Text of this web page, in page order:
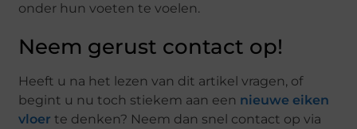
onder hun voeten te voelen.
Neem gerust contact op!
Heeft u na het lezen van dit artikel vragen, of
begint u nu toch stiekem aan een nieuwe eiken
vloer te denken? Neem dan snel contact op via